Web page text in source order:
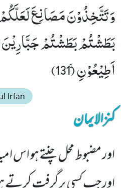
اَطِیْعُوْنِۚ (131)
Irfan
کنزالایمان
اور مضبوط محل چنتے ہو اس